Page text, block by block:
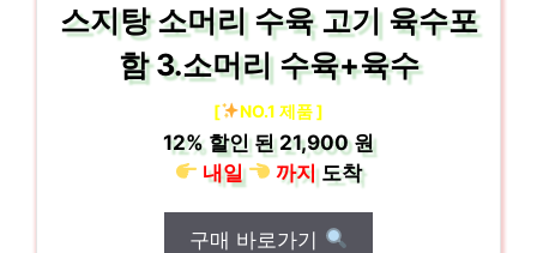
스지탕 소머리 수육 고기 육수포
함 3.소머리 수육+육수
[ NO.1 제품 ]
12% 할인 된21,900 원
내일
까지도착
구매 바로가기